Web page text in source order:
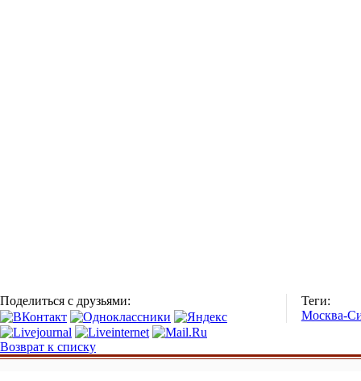
Поделиться с друзьями:
Теги:
Москва-
Возврат к списку